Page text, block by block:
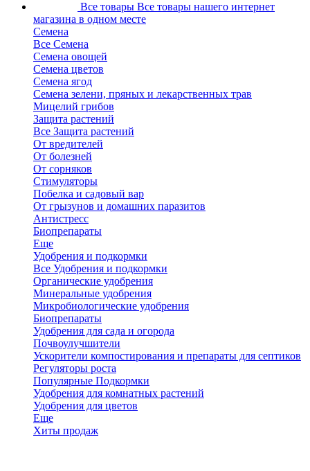
Все товары Все товары нашего интернет
магазина в одном месте
Семена
Все Семена
Семена овощей
Семена цветов
Семена ягод
Семена зелени, пряных и лекарственных трав
Мицелий грибов
Защита растений
Все Защита растений
От вредителей
От болезней
От сорняков
Стимуляторы
Побелка и садовый вар
От грызунов и домашних паразитов
Антистресс
Биопрепараты
Еще
Удобрения и подкормки
Все Удобрения и подкормки
Органические удобрения
Минеральные удобрения
Микробиологические удобрения
Биопрепараты
Удобрения для сада и огорода
Почвоулучшители
Ускорители компостирования и препараты для септиков
Регуляторы роста
Популярные Подкормки
Удобрения для комнатных растений
Удобрения для цветов
Еще
Хиты продаж